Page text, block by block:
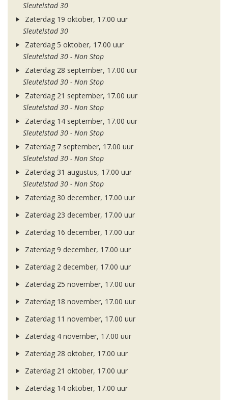
Sleutelstad 30
Zaterdag 19 oktober, 17.00 uur
Sleutelstad 30
Zaterdag 5 oktober, 17.00 uur
Sleutelstad 30 - Non Stop
Zaterdag 28 september, 17.00 uur
Sleutelstad 30 - Non Stop
Zaterdag 21 september, 17.00 uur
Sleutelstad 30 - Non Stop
Zaterdag 14 september, 17.00 uur
Sleutelstad 30 - Non Stop
Zaterdag 7 september, 17.00 uur
Sleutelstad 30 - Non Stop
Zaterdag 31 augustus, 17.00 uur
Sleutelstad 30 - Non Stop
Zaterdag 30 december, 17.00 uur
Zaterdag 23 december, 17.00 uur
Zaterdag 16 december, 17.00 uur
Zaterdag 9 december, 17.00 uur
Zaterdag 2 december, 17.00 uur
Zaterdag 25 november, 17.00 uur
Zaterdag 18 november, 17.00 uur
Zaterdag 11 november, 17.00 uur
Zaterdag 4 november, 17.00 uur
Zaterdag 28 oktober, 17.00 uur
Zaterdag 21 oktober, 17.00 uur
Zaterdag 14 oktober, 17.00 uur